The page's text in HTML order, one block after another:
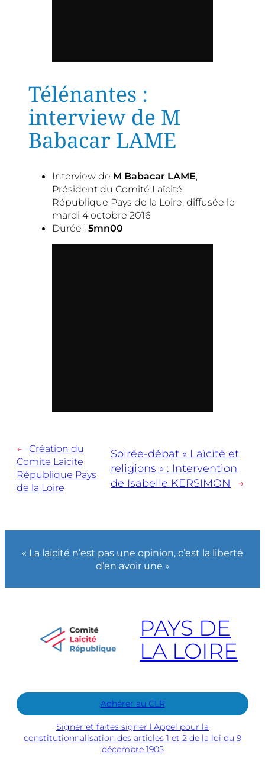
Télénantes :
interview de M
Babacar LAME
Interview de M Babacar LAME,
Président du Comité Laïcité
République Pays de la Loire, diffusée le
mardi 4 octobre 2016
Durée : 5mn00
← Création du
Comite Laïcite
République Pays
de la Loire
Soirée-débat « Laïcité et
religions » : Intervention
de Isabelle KERSIMON
→
« La laïcité n’est pas une opinion, c’est la liberté
d’en avoir une »
PAYS DE
LA LOIRE
Adhérer au CLR
Signer et faites signer l’Appel pour la
constitutionnalisation des articles 1 et 2 de la loi du 9
décembre 1905